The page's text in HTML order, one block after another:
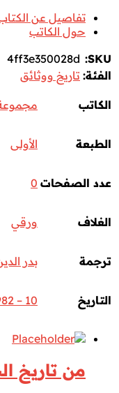
تفاصيل عن
حول الكاتب
SKU:
4ff3e350028d
الفئة: تاريخ ووثائق
الكاتب
الطبعة الأولى
عدد الصفحات 0
الغلاف ورقي
ترجمة بدر
التاريخ 10 – 1982
من تاريخ